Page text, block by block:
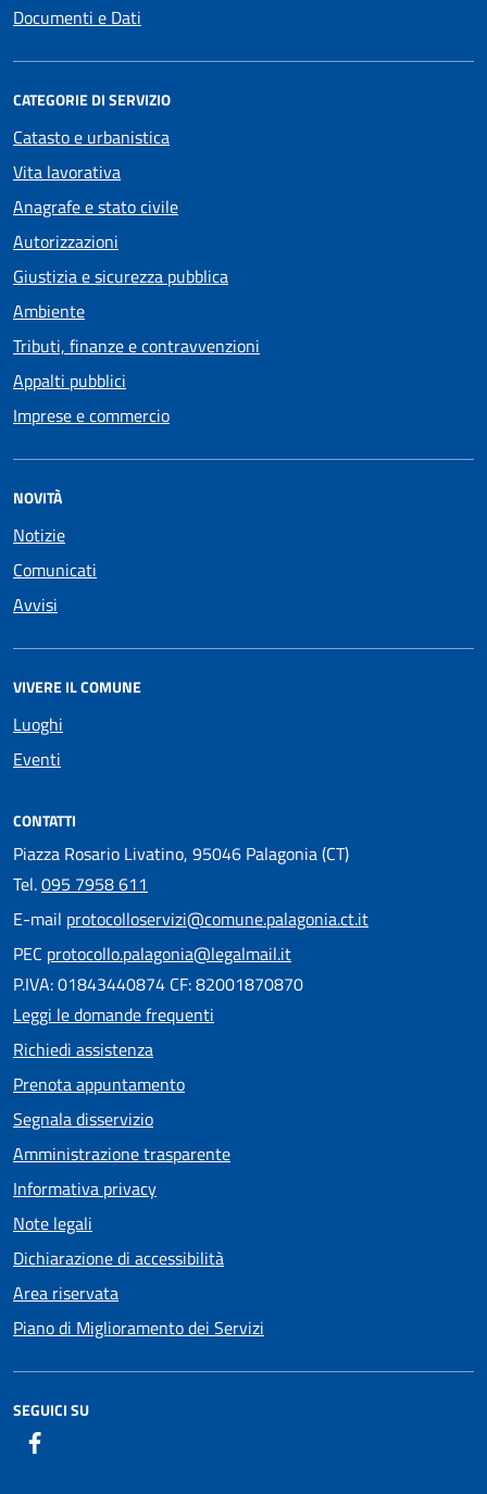
Documenti e Dati
CATEGORIE DI SERVIZIO
Catasto e urbanistica
Vita lavorativa
Anagrafe e stato civile
Autorizzazioni
Giustizia e sicurezza pubblica
Ambiente
Tributi, finanze e contravvenzioni
Appalti pubblici
Imprese e commercio
NOVITÀ
Notizie
Comunicati
Avvisi
VIVERE IL COMUNE
Luoghi
Eventi
CONTATTI
Piazza Rosario Livatino, 95046 Palagonia (CT)
Tel.095 7958 611
E-mail protocolloservizi@comune.palagonia.ct.it
PEC protocollo.palagonia@legalmail.it
P.IVA: 01843440874 CF: 82001870870
Leggi le domande frequenti
Richiedi assistenza
Prenota appuntamento
Segnala disservizio
Amministrazione trasparente
Informativa privacy
Note legali
Dichiarazione di accessibilità
Area riservata
Piano di Miglioramento dei Servizi
SEGUICI SU